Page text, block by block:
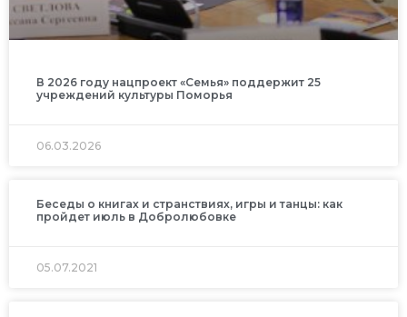
В 2026 году нацпроект «Семья» поддержит 25
учреждений культуры Поморья
06.03.2026
Беседы о книгах и странствиях, игры и танцы: как
пройдет июль в Добролюбовке
05.07.2021